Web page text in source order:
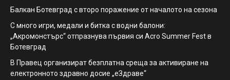
Балкан Ботевград с второ поражение от началото на сезона
С много игри, медали и битка с водни балони:
„Акромонстърс“ отпразнува първия си Acro Summer Fest в
Ботевград
В Правец организират безплатна среща за активиране на
електронното здравно досие „еЗдраве“